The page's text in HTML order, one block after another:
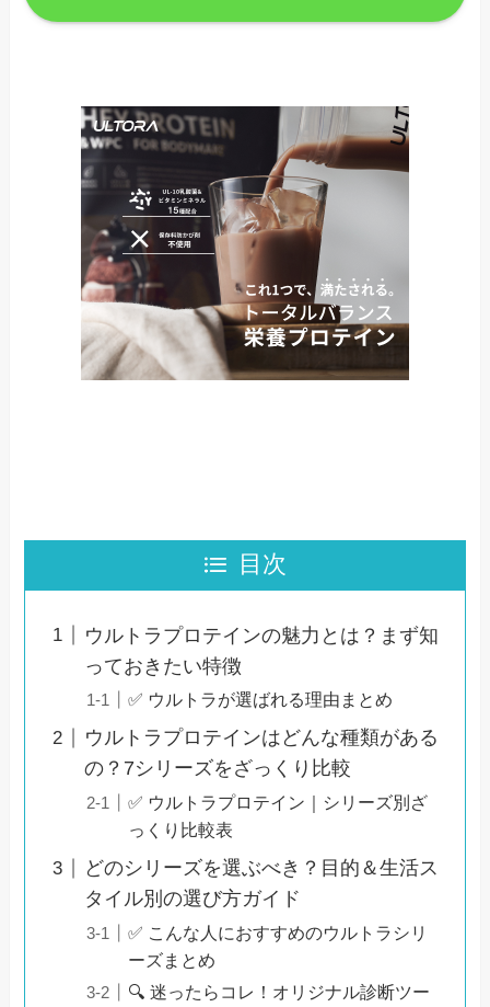
目次
ウルトラプロテインの魅力とは？まず知
っておきたい特徴
✅ ウルトラが選ばれる理由まとめ
ウルトラプロテインはどんな種類がある
の？7シリーズをざっくり比較
✅ ウルトラプロテイン｜シリーズ別ざ
っくり比較表
どのシリーズを選ぶべき？目的＆生活ス
タイル別の選び方ガイド
✅ こんな人におすすめのウルトラシリ
ーズまとめ
🔍 迷ったらコレ！オリジナル診断ツー